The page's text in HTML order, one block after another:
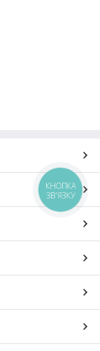
КНОПКА
ЗВ'ЯЗКУ